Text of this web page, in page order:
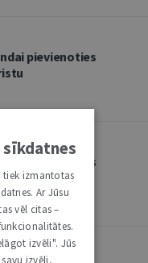
pievienoties
pievienoties
izmantotas
Ar Jūsu
vēl citas –
izvēli". Jūs
izvēli,